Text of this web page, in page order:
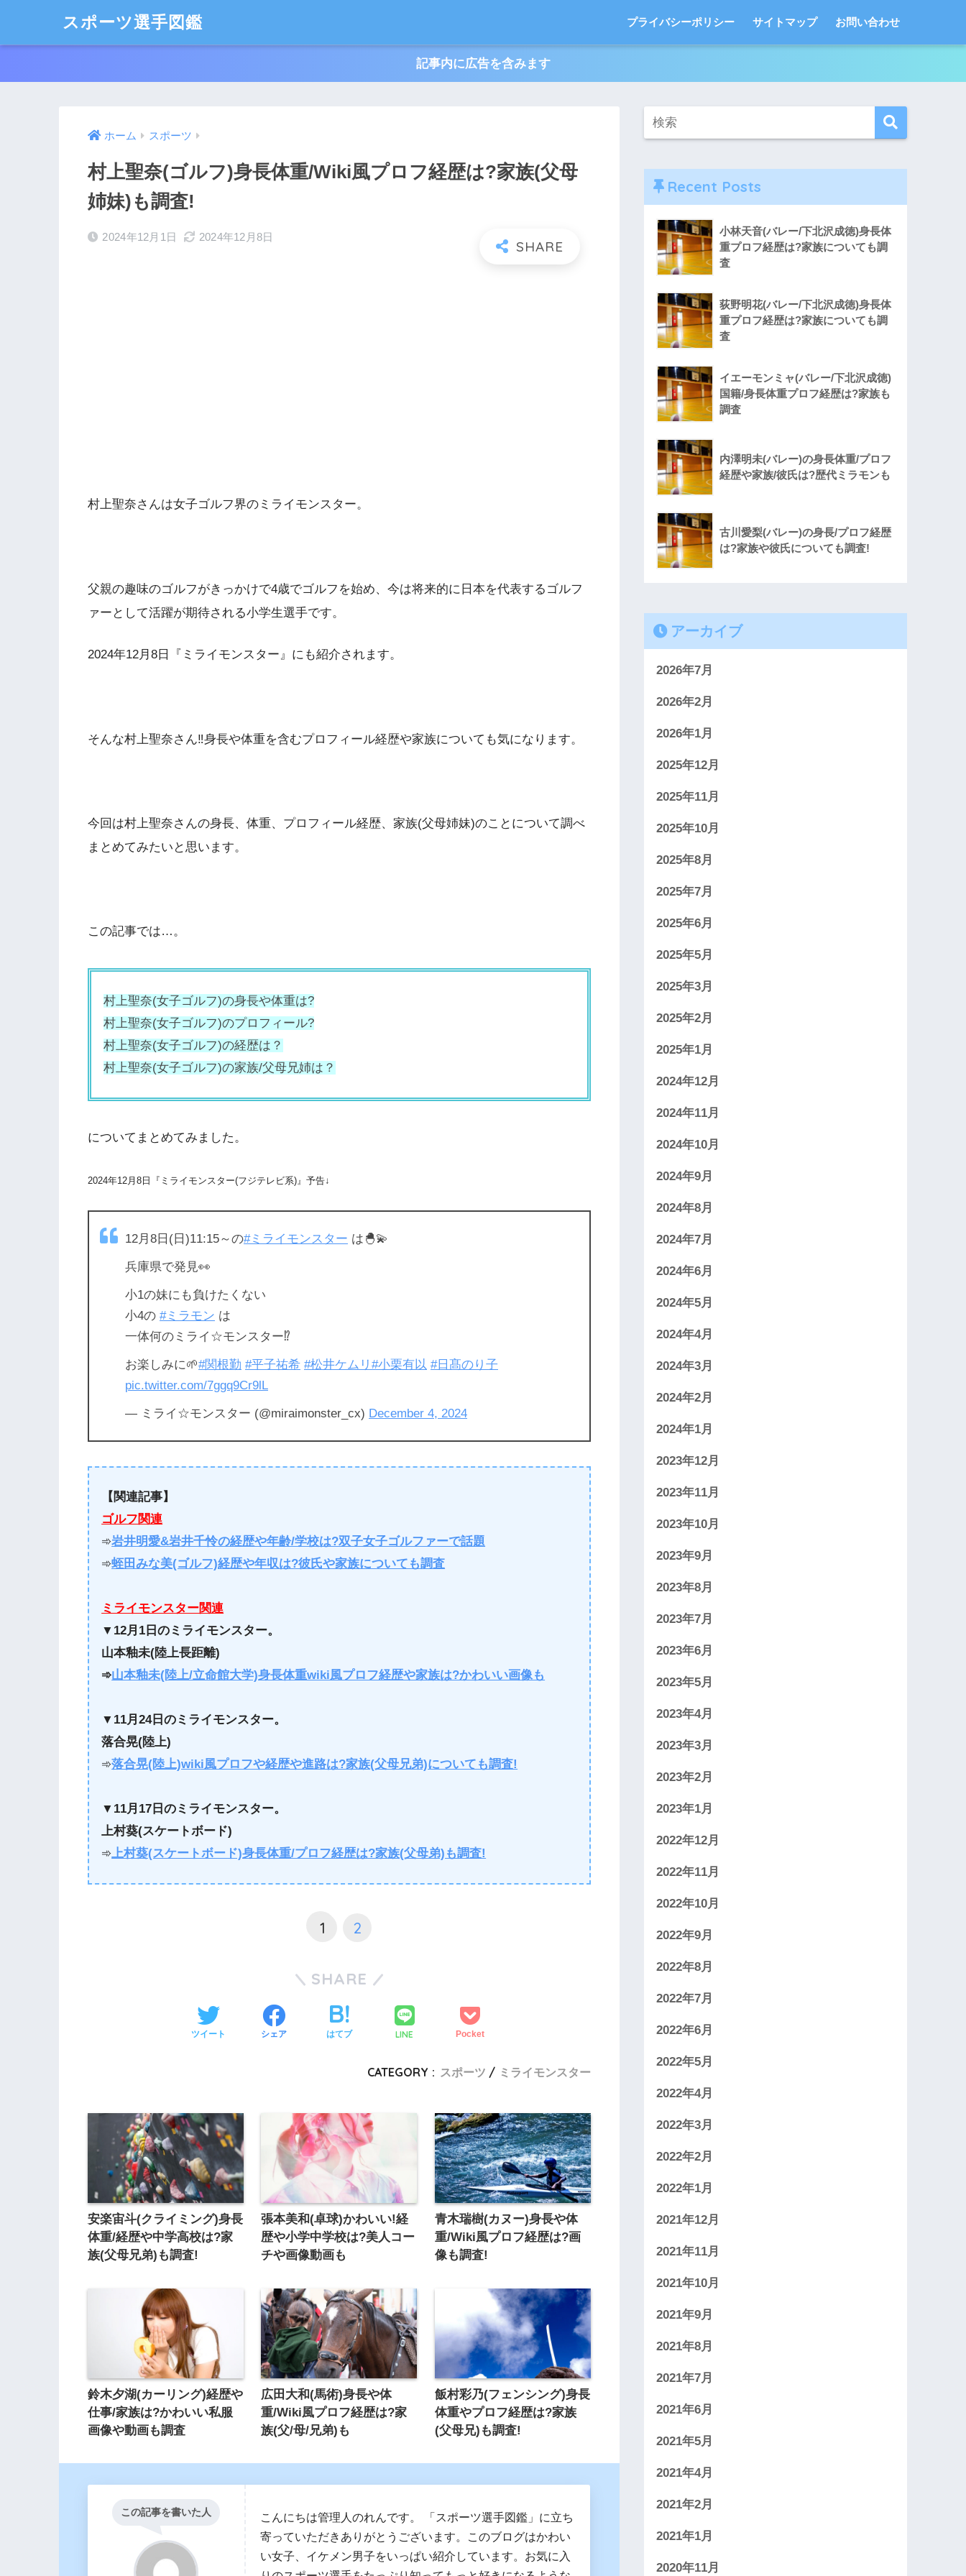
スポーツ選手図鑑 プライバシーポリシー サイトマップ お問い合わせ
記事内に広告を含みます
ホーム スポーツ
村上聖奈(ゴルフ)身長体重/Wiki風プロフ経歴は?家族(父母
姉妹)も調査!
2024年12月1日 2024年12月8日
村上聖奈さんは女子ゴルフ界のミライモンスター。
父親の趣味のゴルフがきっかけで4歳でゴルフを始め、今は将来的に日本を代表するゴルフ
ァーとして活躍が期待される小学生選手です。
2024年12月8日『ミライモンスター』にも紹介されます。
そんな村上聖奈さん‼身長や体重を含むプロフィール経歴や家族についても気になります。
今回は村上聖奈さんの身長、体重、プロフィール経歴、家族(父母姉妹)のことについて調べ
まとめてみたいと思います。
この記事では…。
村上聖奈(女子ゴルフ)の身長や体重は?
村上聖奈(女子ゴルフ)のプロフィール?
村上聖奈(女子ゴルフ)の経歴は？
村上聖奈(女子ゴルフ)の家族/父母兄姉は？
についてまとめてみました。
2024年12月8日『ミライモンスター(フジテレビ系)』予告↓
12月8日(日)11:15～の#ミライモンスター は🐣💫
兵庫県で発見👀
小1の妹にも負けたくない
小4の #ミラモン は
一体何のミライ☆モンスター⁉️
お楽しみに🌱#関根勤 #平子祐希 #松井ケムリ #小栗有以 #日髙のり子
pic.twitter.com/7ggq9Cr9lL
— ミライ☆モンスター (@miraimonster_cx) December 4, 2024
【関連記事】
ゴルフ関連
➾岩井明愛&岩井千怜の経歴や年齢/学校は?双子女子ゴルファーで話題
➾蛭田みな美(ゴルフ)経歴や年収は?彼氏や家族についても調査
ミライモンスター関連
▼ 12月1日のミライモンスター。
山本釉未(陸上長距離)
➾山本釉未(陸上/立命館大学)身長体重wiki風プロフ経歴や家族は?かわいい画像も
▼ 11月24日のミライモンスター。
落合晃(陸上)
➾落合晃(陸上)wiki風プロフや経歴や進路は?家族(父母兄弟)についても調査!
▼11月17日のミライモンスター。
上村葵(スケートボード)
➾上村葵(スケートボード)身長体重/プロフ経歴は?家族(父母弟)も調査!
1 2
SHARE
ツイート シェア はてブ LINE Pocket
CATEGORY : スポーツ ミライモンスター
安楽宙斗(クライミング)身長
体重/経歴や中学高校は?家
族(父母兄弟)も調査!
張本美和(卓球)かわいい!経
歴や小学中学校は?美人コー
チや画像動画も
青木瑞樹(カヌー)身長や体
重/Wiki風プロフ経歴は?画
像も調査!
鈴木夕湖(カーリング)経歴や
仕事/家族は?かわいい私服
画像や動画も調査
広田大和(馬術)身長や体
重/Wiki風プロフ経歴は?家
族(父/母/兄弟)も
飯村彩乃(フェンシング)身長
体重やプロフ経歴は?家族
(父母兄)も調査!
この記事を書いた人
こんにちは管理人のれんです。 「スポーツ選手図鑑」に立ち
寄っていただきありがとうございます。このブログはかわい
い女子、イケメン男子をいっぱい紹介しています。お気に入
Recent Posts
小林天音(バレー/下北沢成徳)身長体
重プロフ経歴は?家族についても調
査
荻野明花(バレー/下北沢成徳)身長体
重プロフ経歴は?家族についても調
査
イエーモンミャ(バレー/下北沢成徳)
国籍/身長体重プロフ経歴は?家族も
調査
内澤明未(バレー)の身長体重/プロフ
経歴や家族/彼氏は?歴代ミラモンも
古川愛梨(バレー)の身長/プロフ経歴
は?家族や彼氏についても調査!
アーカイブ
2026年7月
2026年2月
2026年1月
2025年12月
2025年11月
2025年10月
2025年8月
2025年7月
2025年6月
2025年5月
2025年3月
2025年2月
2025年1月
2024年12月
2024年11月
2024年10月
2024年9月
2024年8月
2024年7月
2024年6月
2024年5月
2024年4月
2024年3月
2024年2月
2024年1月
2023年12月
2023年11月
2023年10月
2023年9月
2023年8月
2023年7月
2023年6月
2023年5月
2023年4月
2023年3月
2023年2月
2023年1月
2022年12月
2022年11月
2022年10月
2022年9月
2022年8月
2022年7月
2022年6月
2022年5月
2022年4月
2022年3月
2022年2月
2022年1月
2021年12月
2021年11月
2021年10月
2021年9月
2021年8月
2021年7月
2021年6月
2021年5月
2021年4月
2021年2月
2021年1月
2020年11月